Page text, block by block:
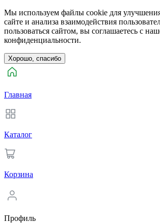
Мы используем файлы cookie для
сайте и анализа взаимодействия
пользоваться сайтом, вы соглашаетесь с
конфиденциальности.
Хорошо, спасибо
Главная
Каталог
Корзина
Профиль